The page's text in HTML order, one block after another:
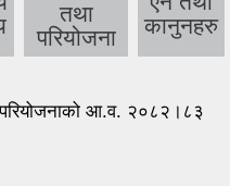
तथा
परियोजना
कानुनहरु
आ.व. २०८२।८३